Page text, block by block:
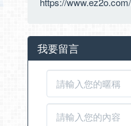
我要留言